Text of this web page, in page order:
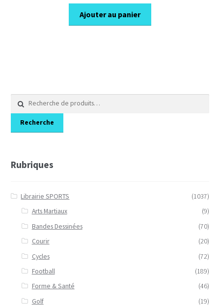
initial
était :
actuel
est :
Ajouter au panier
Recherche
pour :
Recherche
Rubriques
Librairie SPORTS
(1037)
Arts Martiaux
(9)
Bandes Dessinées
(70)
Courir
(20)
Cycles
(72)
Football
(189)
Forme & Santé
(46)
Golf
(19)